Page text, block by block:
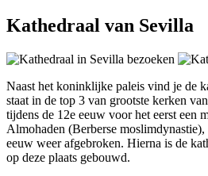
Kathedraal van Sevilla
Naast het koninklijke paleis vind je de
staat in de top 3 van grootste kerken
tijdens de 12e eeuw voor het eerst een
Almohaden (Berberse moslimdynastie),
eeuw weer afgebroken. Hierna is de
op deze plaats gebouwd.